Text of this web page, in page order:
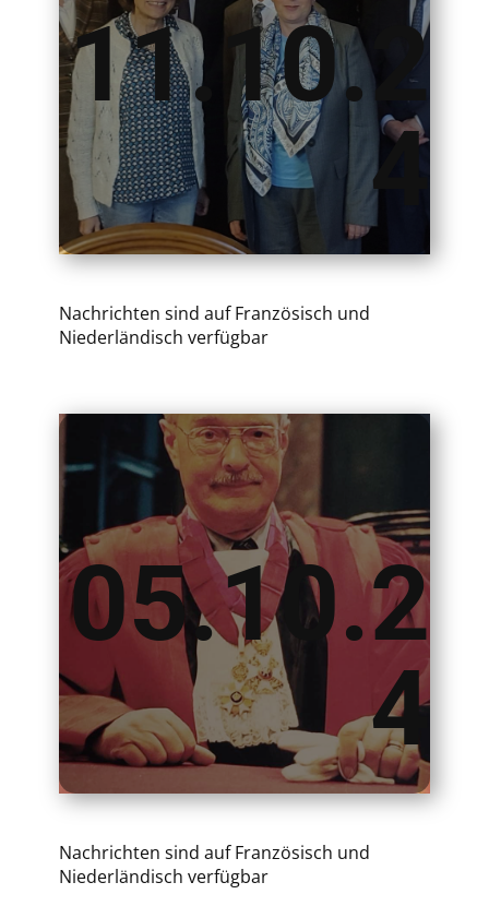
11.10.2
4
Nachrichten sind auf Französisch und
Niederländisch verfügbar
05.10.2
4
Nachrichten sind auf Französisch und
Niederländisch verfügbar